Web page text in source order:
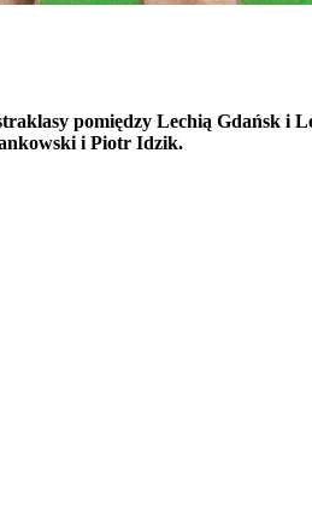
pomiędzy Lechią Gdańsk
i Piotr Idzik.